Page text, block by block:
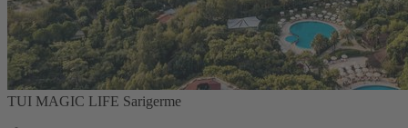
TUI MAGIC LIFE Sarigerme